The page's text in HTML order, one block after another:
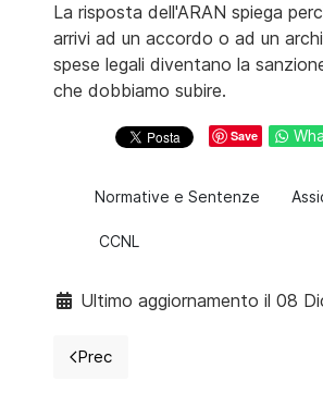
La risposta dell'ARAN spiega
arrivi ad un accordo o ad un
spese legali diventano la
che dobbiamo subire.
Save
Normative e Sentenze
CCNL
Ultimo aggiornamento il 08
Articolo precedente:
Prec